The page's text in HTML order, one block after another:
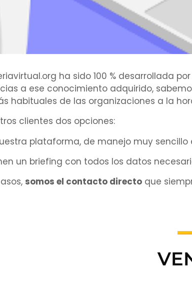
ha sido 100 % desarrollada
a ese conocimiento adquirido,
habituales de las organizaciones a la
clientes dos opciones:
plataforma, de manejo muy
un briefing con todos los datos
somos el contacto directo que